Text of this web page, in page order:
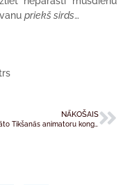
priekš sirds…
NĀKOŠAIS
Laulāto Tikšanās animatoru kongress